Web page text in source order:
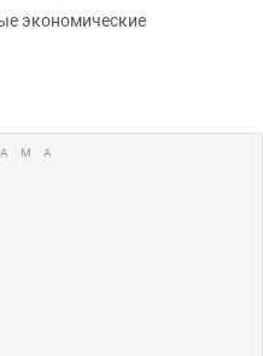
экономические